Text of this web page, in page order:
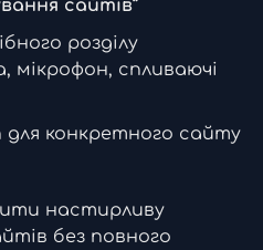
сайтів”
розділу
мікрофон, спливаючі
конкретного сайту
настирливу
без повного